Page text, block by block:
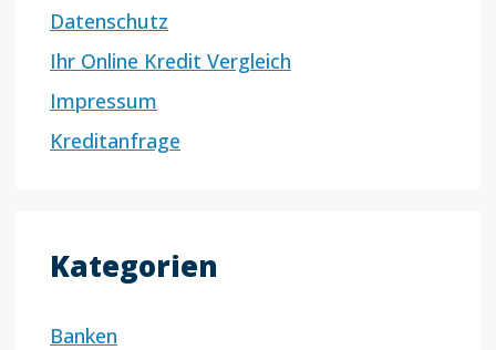
Datenschutz
Ihr Online Kredit Vergleich
Impressum
Kreditanfrage
Kategorien
Banken